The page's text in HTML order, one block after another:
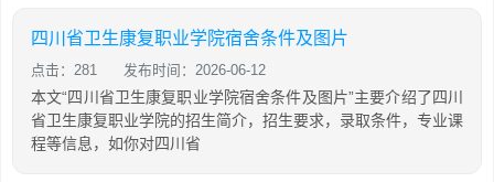
四川省卫生康复职业学院宿舍条件及图片
点击：281 发布时间：2026-06-12
本文“四川省卫生康复职业学院宿舍条件及图片”主要介绍了四川
省卫生康复职业学院的招生简介，招生要求，录取条件，专业课
程等信息，如你对四川省